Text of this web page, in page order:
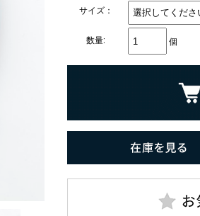
サイズ：
数量: 個